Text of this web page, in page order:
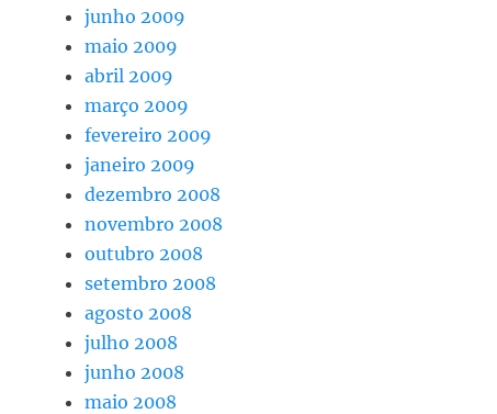
junho 2009
maio 2009
abril 2009
março 2009
fevereiro 2009
janeiro 2009
dezembro 2008
novembro 2008
outubro 2008
setembro 2008
agosto 2008
julho 2008
junho 2008
maio 2008